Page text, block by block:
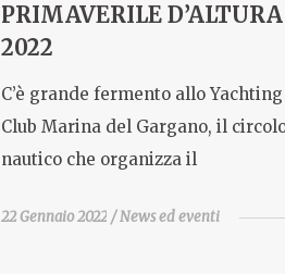
PRIMAVERILE D’ALTURA
2022
C’è grande fermento allo Yachting
Club Marina del Gargano, il
nautico che organizza il
22 Gennaio 2022 News ed eventi